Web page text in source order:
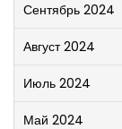
Сентябрь 2024
Август 2024
Июль 2024
Май 2024